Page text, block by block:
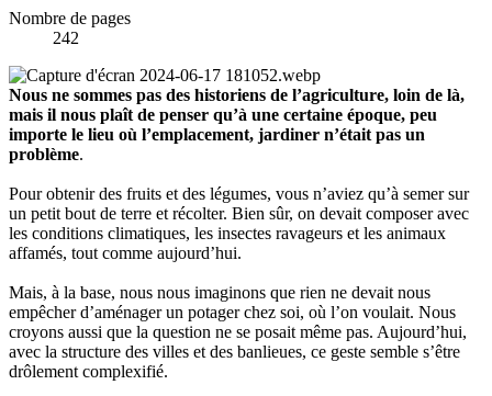
Nombre de pages
242
Nous ne sommes pas des historiens de l’agriculture, loin de là,
mais il nous plaît de penser qu’à une certaine époque, peu
importe le lieu où l’emplacement, jardiner n’était pas un
problème.
Pour obtenir des fruits et des légumes, vous n’aviez qu’à semer sur
un petit bout de terre et récolter. Bien sûr, on devait composer avec
les conditions climatiques, les insectes ravageurs et les animaux
affamés, tout comme aujourd’hui.
Mais, à la base, nous nous imaginons que rien ne devait nous
empêcher d’aménager un potager chez soi, où l’on voulait. Nous
croyons aussi que la question ne se posait même pas. Aujourd’hui,
avec la structure des villes et des banlieues, ce geste semble s’être
drôlement complexifié.